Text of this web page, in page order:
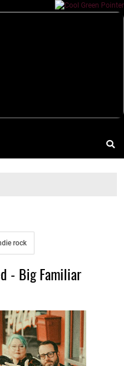
rock
- Big Familiar